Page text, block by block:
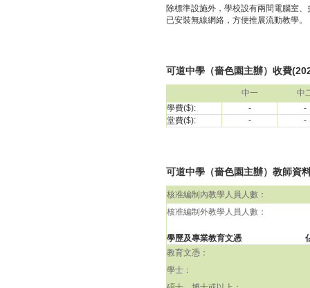
除標準設施外，學校設有兩間電腦室
已安裝無線網絡，方便推展流動教學。
可道中學（嗇色園主辦）收費
中一
中
學費($):
-
-
堂費($):
- -
可道中學（嗇色園主辦）教師資
核准編制內教學人員人數：
核准編制外教學人員人數：
學歷及專業教育文憑
教育文憑：
學士：